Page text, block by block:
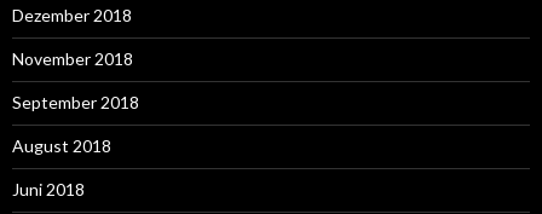
Dezember 2018
November 2018
September 2018
August 2018
Juni 2018